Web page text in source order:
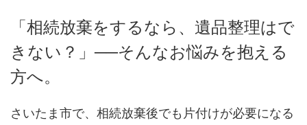
「相続放棄をするなら、遺品整理はで
きない？」──そんなお悩みを抱える
方へ。
さいたま市で、相続放棄後でも片付けが必要になる